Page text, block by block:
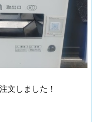
文しました！